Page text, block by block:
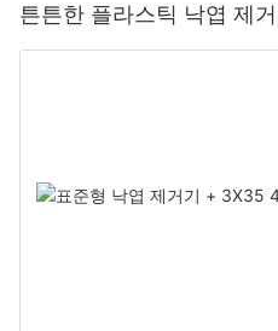
튼튼한 플라스틱 낙엽 제